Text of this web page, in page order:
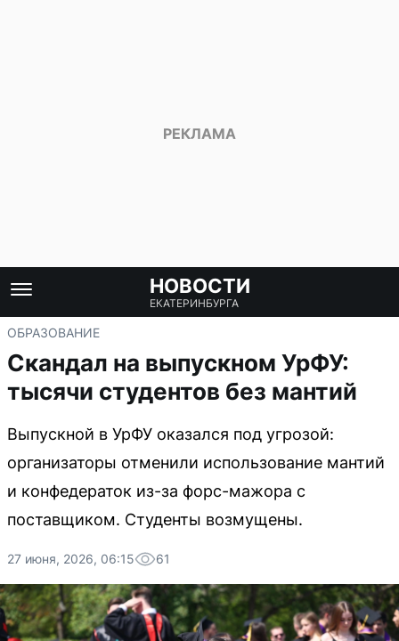
НОВОСТИ
ЕКАТЕРИНБУРГА
ОБРАЗОВАНИЕ
Скандал на выпускном УрФУ:
тысячи студентов без мантий
Выпускной в УрФУ оказался под угрозой:
организаторы отменили использование мантий
и конфедераток из-за форс-мажора с
поставщиком. Студенты возмущены.
27 июня, 2026, 06:15 61